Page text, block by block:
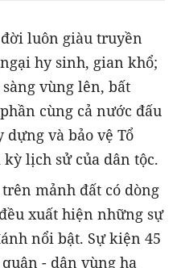
luôn giàu truyền
hy sinh, gian khổ;
vùng lên, bất
cùng cả nước đấu
và bảo vệ Tổ
lịch sử của dân tộc.
mảnh đất có dòng
xuất hiện những sự
nổi bật. Sự kiện 45
- dân vùng hạ